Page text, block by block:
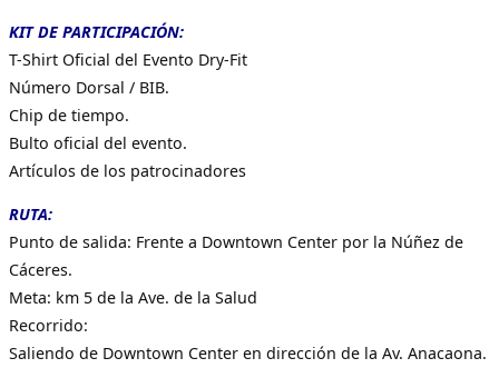
KIT DE PARTICIPACIÓN:
T-Shirt Oficial del Evento Dry-Fit
Número Dorsal / BIB.
Chip de tiempo.
Bulto oficial del evento.
Artículos de los patrocinadores
RUTA:
Punto de salida: Frente a Downtown Center por la Núñez de
Cáceres.
Meta: km 5 de la Ave. de la Salud
Recorrido:
Saliendo de Downtown Center en dirección de la Av. Anacaona.